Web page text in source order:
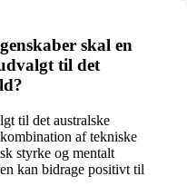
skal en
til det
til det australske
af tekniske
styrke og mentalt
kan bidrage positivt til